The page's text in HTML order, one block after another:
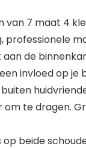
van 7 maat 4
professionele
de
invloed op
te dragen.
beide